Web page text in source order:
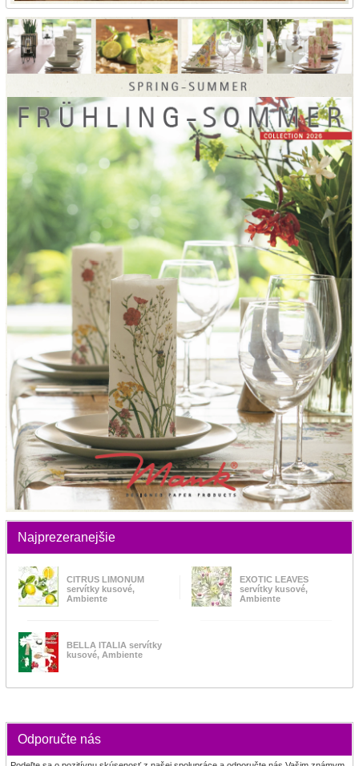
Najprezeranejšie
CITRUS LIMONUM
servítky kusové,
Ambiente
EXOTIC LEAVES
servítky kusové,
Ambiente
BELLA ITALIA servítky
kusové, Ambiente
Odporučte nás